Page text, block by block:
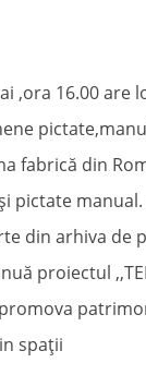
,ora 16.00 are
fabrică din
pictate manual.
din arhiva de
proiectul
promova
spații